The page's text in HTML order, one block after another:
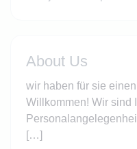
About Us
wir haben für sie
Willkommen! Wir sind
[…]